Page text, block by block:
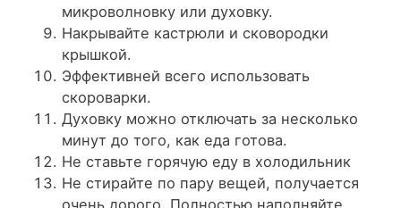
микроволновку или духовку.
Накрывайте кастрюли и сковородки
крышкой.
Эффективней всего использовать
скороварки.
Духовку можно отключать за несколько
минут до того, как еда готова.
Не ставьте горячую еду в холодильник
Не стирайте по пару вещей, получается
очень дорого. Полностью наполняйте